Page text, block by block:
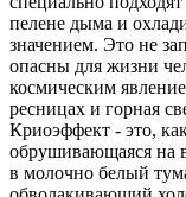
пелене дыма и
значением. Это не
опасны для жизни
космическим
ресницах и горная
Криоэффект - это,
обрушивающаяся на
в молочно белый